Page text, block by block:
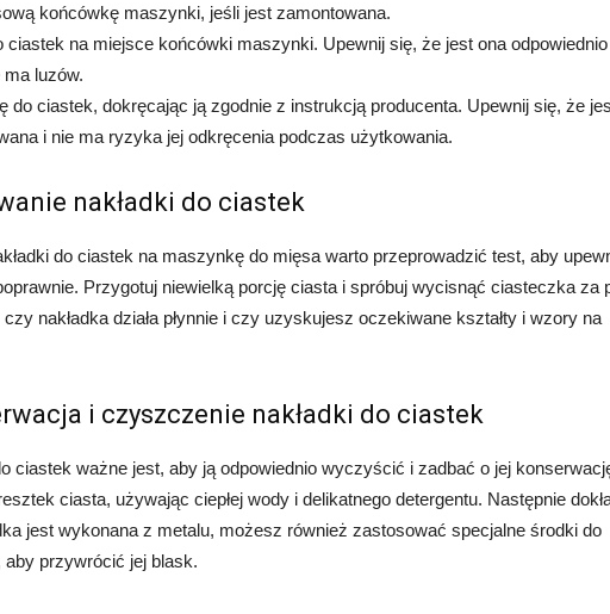
końcówkę maszynki, jeśli jest zamontowana.
ciastek na miejsce końcówki maszynki. Upewnij się, że jest ona odpowiednio
luzów.
do ciastek, dokręcając ją zgodnie z instrukcją producenta. Upewnij się, że
i nie ma ryzyka jej odkręcenia podczas użytkowania.
nakładki do ciastek
do ciastek na maszynkę do mięsa warto przeprowadzić test, aby
Przygotuj niewielką porcję ciasta i spróbuj wycisnąć ciasteczka za
nakładka działa płynnie i czy uzyskujesz oczekiwane kształty i wzory na
i czyszczenie nakładki do ciastek
ciastek ważne jest, aby ją odpowiednio wyczyścić i zadbać o jej
ciasta, używając ciepłej wody i delikatnego detergentu. Następnie
jest wykonana z metalu, możesz również zastosować specjalne środki do
przywrócić jej blask.